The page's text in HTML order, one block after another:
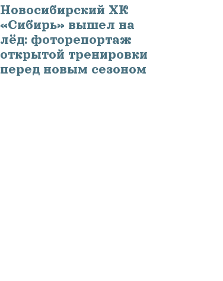
Новосибирский ХК
«Сибирь» вышел на
лёд: фоторепортаж
открытой тренировки
перед новым сезоном